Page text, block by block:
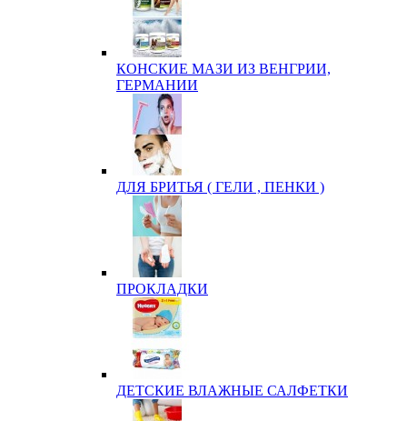
КОНСКИЕ МАЗИ ИЗ ВЕНГРИИ,
ГЕРМАНИИ
ДЛЯ БРИТЬЯ ( ГЕЛИ , ПЕНКИ )
ПРОКЛАДКИ
ДЕТСКИЕ ВЛАЖНЫЕ САЛФЕТКИ